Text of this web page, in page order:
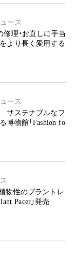
ース
修理・お直しに手当
より長く愛用する
ース
サステナブルなフ
博物館「Fashion fo
物性のプラントレ
Pacer」発売